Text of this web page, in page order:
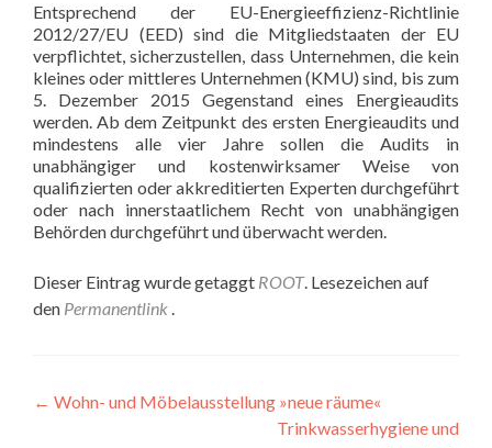
Entsprechend der EU-Energieeffizienz-Richtlinie
2012/27/EU (EED) sind die Mitgliedstaaten der EU
verpflichtet, sicherzustellen, dass Unternehmen, die kein
kleines oder mittleres Unternehmen (KMU) sind, bis zum
5. Dezember 2015 Gegenstand eines Energieaudits
werden. Ab dem Zeitpunkt des ersten Energieaudits und
mindestens alle vier Jahre sollen die Audits in
unabhängiger und kostenwirksamer Weise von
qualifizierten oder akkreditierten Experten durchgeführt
oder nach innerstaatlichem Recht von unabhängigen
Behörden durchgeführt und überwacht werden.
Dieser Eintrag wurde getaggt ROOT. Lesezeichen auf
den Permanentlink .
Beitragsnavigation
← Wohn- und Möbelausstellung »neue räume«
Trinkwasserhygiene und